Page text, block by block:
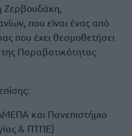
Ζερβουδάκη,
που είναι ένας από
που έχει θεσμοθετήσει
Παραβατικότητας
και Πανεπιστήμιο
& ΠΤΠΕ)